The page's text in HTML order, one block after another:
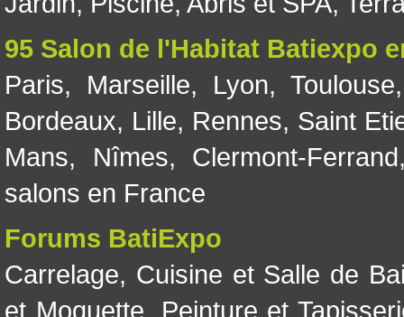
95 Salon de l'Habitat Batiexpo
Paris, Marseille, Lyon, Toulouse
Bordeaux, Lille, Rennes, Saint
Mans, Nîmes, Clermont-Ferrand
salons en France
Forums BatiExpo
Carrelage, Cuisine et Salle de
et Moquette, Peinture et